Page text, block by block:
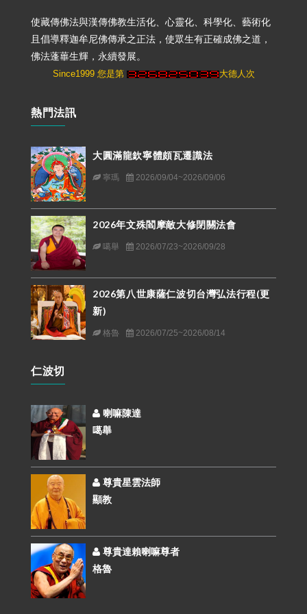
使藏傳佛法與漢傳佛教生活化、心靈化、科學化、藝術化
且倡導釋迦牟尼佛傳承之正法，使眾生有正確成佛之道，
佛法蓬蓽生輝，永續發展。
Since1999 您是第 大德人次
熱門法訊
大圓滿龍欽寧體頗瓦遷識法
寧瑪 2026/09/04~2026/09/06
2026年文殊閻摩敵大修閉關法會
噶舉 2026/07/23~2026/09/28
2026第八世康薩仁波切台灣弘法行程(更
新)
格魯 2026/07/25~2026/08/14
仁波切
喇嘛陳達
噶舉
尊貴星雲法師
顯教
尊貴達賴喇嘛尊者
格魯